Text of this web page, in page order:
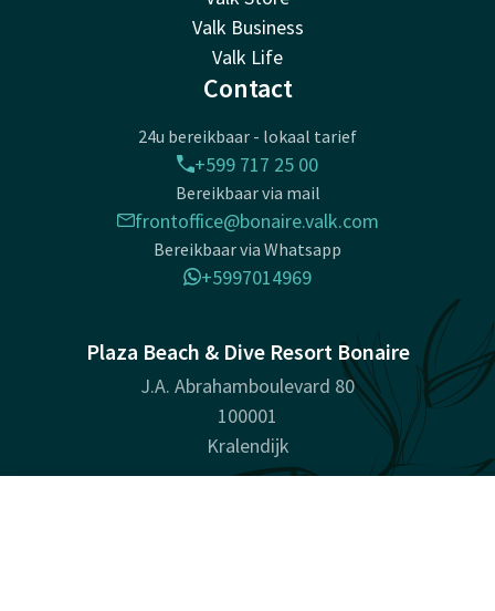
Valk Business
Valk Life
Contact
24u bereikbaar - lokaal tarief
+599 717 25 00
Bereikbaar via mail
frontoffice@bonaire.valk.com
Bereikbaar via Whatsapp
+5997014969
Plaza Beach & Dive Resort Bonaire
J.A. Abrahamboulevard 80
100001
Kralendijk